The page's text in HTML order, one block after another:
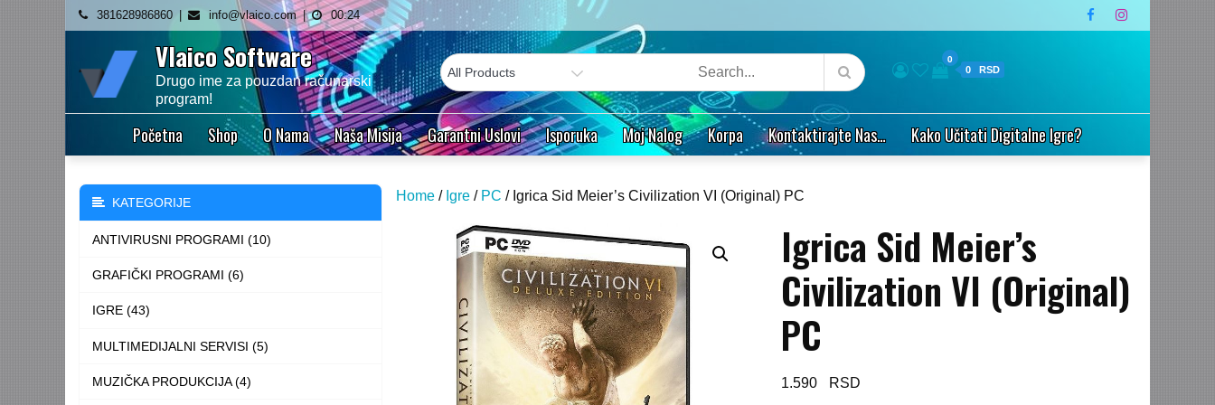
Skip
content
381628986860 info@vlaico.com 00:24
Vlaico Software
Drugo ime za pouzdan računarski
program!
0
0
Početna Shop O Nama Naša Misija Garantni Uslovi Isporuka Moj Nalog Korpa Kontaktirajte Nas… Kako Učitati Digitalne Igre?
Home / Igre / PC / Igrica Sid Meier’s Civilization VI (Original) PC
Igrica Sid Meier’s
Civilization VI (Original)
PC
1.590
KATEGORIJE
ANTIVIRUSNI PROGRAMI (10)
GRAFIČKI PROGRAMI (6)
IGRE (43)
MULTIMEDIJALNI SERVISI (5)
MUZIČKA PRODUKCIJA (4)